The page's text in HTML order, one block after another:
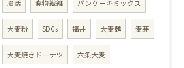
腸活 食物繊維 パンケーキミックス
大麦粉 SDGs 福井 大麦麺 麦芽
大麦焼きドーナツ 六条大麦